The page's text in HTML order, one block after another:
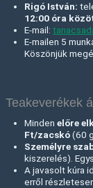
Rigó István:
12:00 óra
E-mail:
E-mailen 5
Köszönjük
Teakeverékek
Mindenelőre
Ft/zacskó(60
Személyre
kiszerelés).
A javasolt kúra
erről